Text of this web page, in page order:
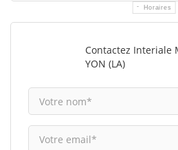
Horaires
Contactez Interiale
YON (LA)